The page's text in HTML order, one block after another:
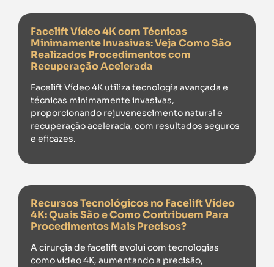
Facelift Vídeo 4K com Técnicas
Minimamente Invasivas: Veja Como São
Realizados Procedimentos com
Recuperação Acelerada
Facelift Vídeo 4K utiliza tecnologia avançada e
técnicas minimamente invasivas,
proporcionando rejuvenescimento natural e
recuperação acelerada, com resultados seguros
e eficazes.
Recursos Tecnológicos no Facelift Vídeo
4K: Quais São e Como Contribuem Para
Procedimentos Mais Precisos?
A cirurgia de facelift evolui com tecnologias
como vídeo 4K, aumentando a precisão,